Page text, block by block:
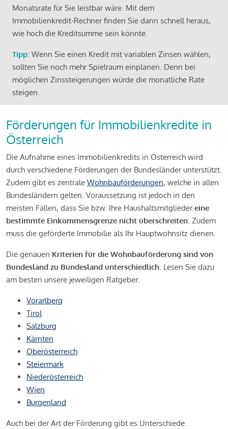
Monatsrate für Sie leistbar wäre. Mit dem
Immobilienkredit-Rechner finden Sie dann schnell heraus,
wie hoch die Kreditsumme sein könnte.
Tipp: Wenn Sie einen Kredit mit variablen Zinsen wählen,
sollten Sie noch mehr Spielraum einplanen. Denn bei
möglichen Zinssteigerungen würde die monatliche Rate
steigen.
Förderungen für Immobilienkredite in
Österreich
Die Aufnahme eines Immobilienkredits in Österreich wird
durch verschiedene Förderungen der Bundesländer unterstützt.
Zudem gibt es zentrale Wohnbauförderungen, welche in allen
Bundesländern gelten. Voraussetzung ist jedoch in den
meisten Fällen, dass Sie bzw. Ihre Haushaltsmitgliedereine
bestimmte Einkommensgrenze nicht überschreiten. Zudem
muss die geförderte Immobilie als Ihr Hauptwohnsitz dienen.
Die genauen Kriterien für die Wohnbauförderung sind von
Bundesland zu Bundesland unterschiedlich. Lesen Sie dazu
am besten unsere jeweiligen Ratgeber:
Vorarlberg
Tirol
Salzburg
Kärnten
Oberösterreich
Steiermark
Niederösterreich
Wien
Burgenland
Auch bei der Art der Förderung gibt es Unterschiede.